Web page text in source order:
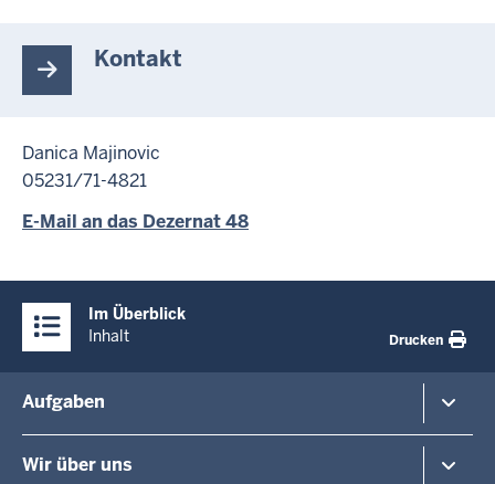
Kontakt
Danica Majinovic
05231/71-4821
E-Mail an das Dezernat 48
Inhalte
Im Überblick
Inhalt
Drucken
in
der
Fußzeile
Aufgaben
Wir über uns